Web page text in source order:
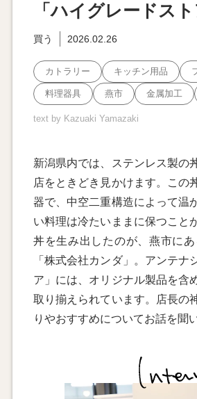
「ハイグレードスト
買う 2026.02.26
カトラリー キッチン用品
料理器具 燕市 金属加工
text by Kazuaki Yamazaki
新潟県内では、ステンレス製の
店をときどき見かけます。この
器で、中空二重構造によって温
い料理は冷たいままに保つこと
丼を生み出したのが、燕市に
「株式会社カンダ」。アンテナ
ア」には、オリジナル製品を含
取り揃えられています。店長の
りやおすすめについてお話を聞